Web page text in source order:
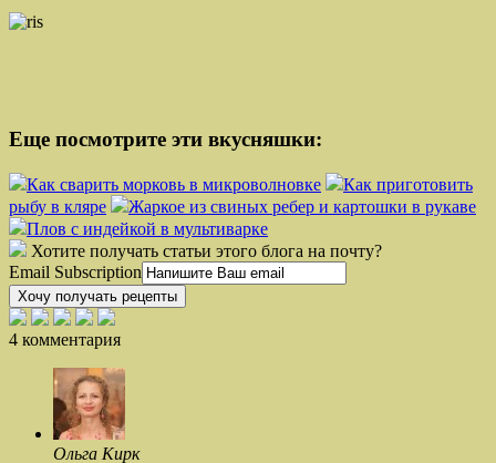
Еще посмотрите эти вкусняшки:
Как сварить морковь в микроволновке
Как приготовить
рыбу в кляре
Жаркое из свиных ребер и картошки в рукаве
Плов с индейкой в мультиварке
Хотите получать статьи этого блога на почту?
Email Subscription
Хочу получать рецепты
4 комментария
Ольга Кирк